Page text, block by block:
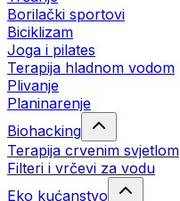
Borilački sportovi
Biciklizam
Joga i pilates
Terapija hladnom vodom
Plivanje
Planinarenje
Biohacking
Terapija crvenim svjetlom
Filteri i vrčevi za vodu
Eko kućanstvo